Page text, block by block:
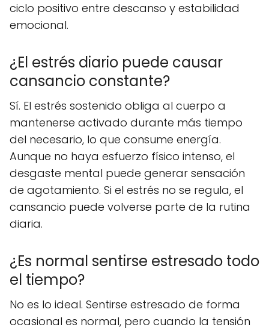
ciclo positivo entre descanso y estabilidad
emocional.
¿El estrés diario puede causar
cansancio constante?
Sí. El estrés sostenido obliga al cuerpo a
mantenerse activado durante más tiempo
del necesario, lo que consume energía.
Aunque no haya esfuerzo físico intenso, el
desgaste mental puede generar sensación
de agotamiento. Si el estrés no se regula, el
cansancio puede volverse parte de la rutina
diaria.
¿Es normal sentirse estresado todo
el tiempo?
No es lo ideal. Sentirse estresado de forma
ocasional es normal, pero cuando la tensión